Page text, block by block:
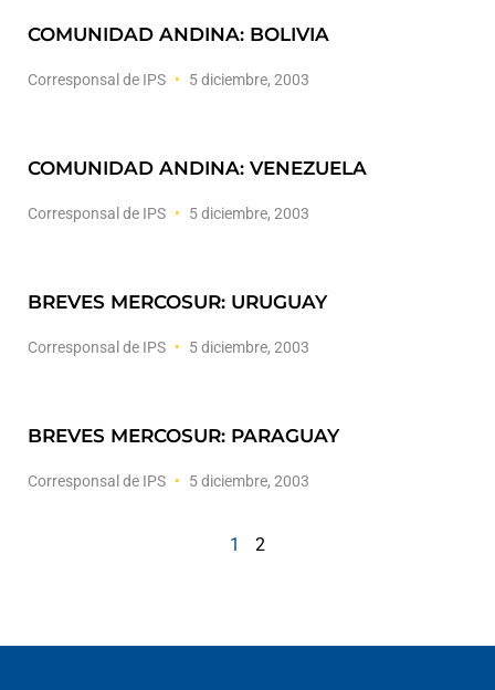
COMUNIDAD ANDINA: BOLIVIA
Corresponsal de IPS 5 diciembre, 2003
COMUNIDAD ANDINA: VENEZUELA
Corresponsal de IPS 5 diciembre, 2003
BREVES MERCOSUR: URUGUAY
Corresponsal de IPS 5 diciembre, 2003
BREVES MERCOSUR: PARAGUAY
Corresponsal de IPS 5 diciembre, 2003
1 2